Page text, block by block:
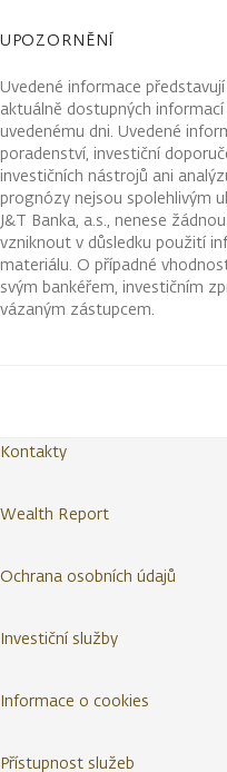
UPOZORNĚNÍ
Uvedené informace
aktuálně dostupných
uvedenému dni. Uvedené
poradenství, investiční
investičních nástrojů ani
prognózy nejsou spolehlivým
J&T Banka, a.s., nenese
vzniknout v důsledku použití
materiálu. O případné
svým bankéřem, investičním
vázaným zástupcem.
Kontakty
Wealth Report
Ochrana osobních údajů
Investiční služby
Informace o cookies
Přístupnost služeb